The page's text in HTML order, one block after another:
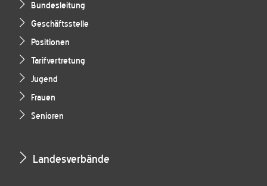
Bundesleitung
Geschäftsstelle
Positionen
Tarifvertretung
Jugend
Frauen
Senioren
Landesverbände